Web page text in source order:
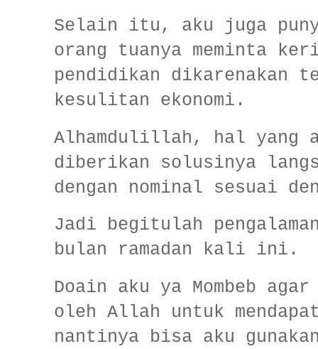
Selain itu, aku juga
orang tuanya meminta
pendidikan dikarenakan
kesulitan ekonomi.
Alhamdulillah, hal yang
diberikan solusinya
dengan nominal sesuai
Jadi begitulah
bulan ramadan kali ini.
Doain aku ya Mombeb
oleh Allah untuk
nantinya bisa aku